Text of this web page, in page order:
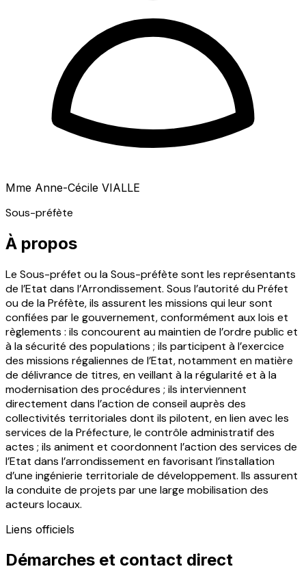
Mme Anne-Cécile VIALLE
Sous-préfète
À propos
Le Sous-préfet ou la Sous-préfète sont les représentants
de l’Etat dans l’Arrondissement. Sous l’autorité du Préfet
ou de la Préfète, ils assurent les missions qui leur sont
confiées par le gouvernement, conformément aux lois et
règlements : ils concourent au maintien de l’ordre public et
à la sécurité des populations ; ils participent à l’exercice
des missions régaliennes de l’Etat, notamment en matière
de délivrance de titres, en veillant à la régularité et à la
modernisation des procédures ; ils interviennent
directement dans l’action de conseil auprès des
collectivités territoriales dont ils pilotent, en lien avec les
services de la Préfecture, le contrôle administratif des
actes ; ils animent et coordonnent l’action des services de
l’Etat dans l’arrondissement en favorisant l’installation
d’une ingénierie territoriale de développement. Ils assurent
la conduite de projets par une large mobilisation des
acteurs locaux.
Liens officiels
Démarches et contact direct